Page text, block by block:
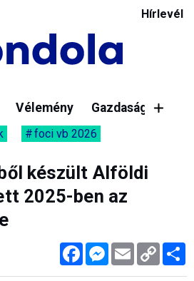
Hírlevél
Vélemény Gazdaság
foci vb 2026
készült Alföldi
2025-ben az
FacebookMessenger
Email Copy
Link